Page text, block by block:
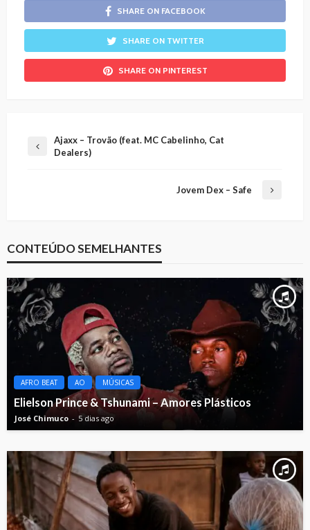
SHARE ON FACEBOOK
SHARE ON TWITTER
SHARE ON PINTEREST
Ajaxx – Trovão (feat. MC Cabelinho, Cat
Dealers)
Jovem Dex – Safe
CONTEÚDO SEMELHANTES
AFRO BEAT AO MÚSICAS
Elielson Prince & Tshunami – Amores Plásticos
José Chimuco 5 dias ago